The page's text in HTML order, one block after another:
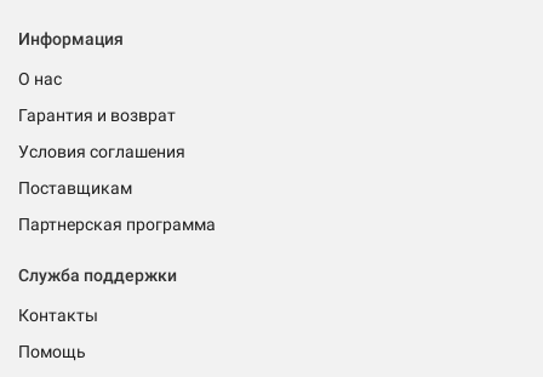
Информация
О нас
Гарантия и возврат
Условия соглашения
Поставщикам
Партнерская программа
Служба поддержки
Контакты
Помощь